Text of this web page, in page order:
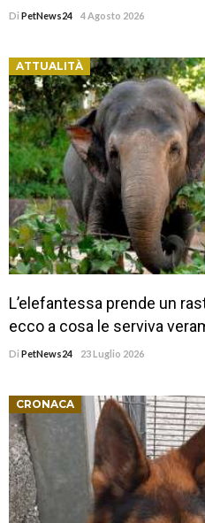
Di PetNews24 4 Agosto 2026
ATTUALITÀ
L’elefantessa prende un
ecco a cosa le serviva
Di PetNews24 23 Luglio 2026
CRONACA